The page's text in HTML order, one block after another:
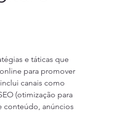
e táticas que
para promover
canais como
(otimização para
conteúdo, anúncios